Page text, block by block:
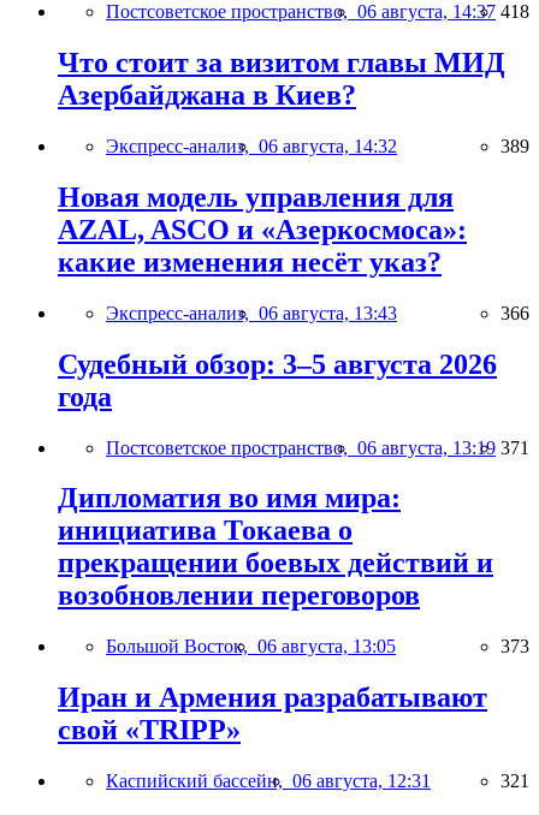
Постсоветское пространство, 06 августа, 14:37 418
Что стоит за визитом главы МИД
Азербайджана в Киев?
Экспресс-анализ, 06 августа, 14:32 389
Новая модель управления для
AZAL, ASCO и «Азеркосмоса»:
какие изменения несёт указ?
Экспресс-анализ, 06 августа, 13:43 366
Судебный обзор: 3–5 августа 2026
года
Постсоветское пространство, 06 августа, 13:19 371
Дипломатия во имя мира:
инициатива Токаева о
прекращении боевых действий и
возобновлении переговоров
Большой Восток, 06 августа, 13:05 373
Иран и Армения разрабатывают
свой «TRIPP»
Каспийский бассейн, 06 августа, 12:31 321